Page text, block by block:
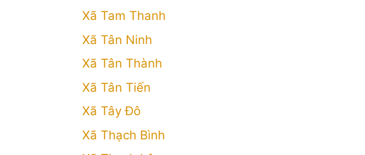
Xã Tam Thanh
Xã Tân Ninh
Xã Tân Thành
Xã Tân Tiến
Xã Tây Đô
Xã Thạch Bình